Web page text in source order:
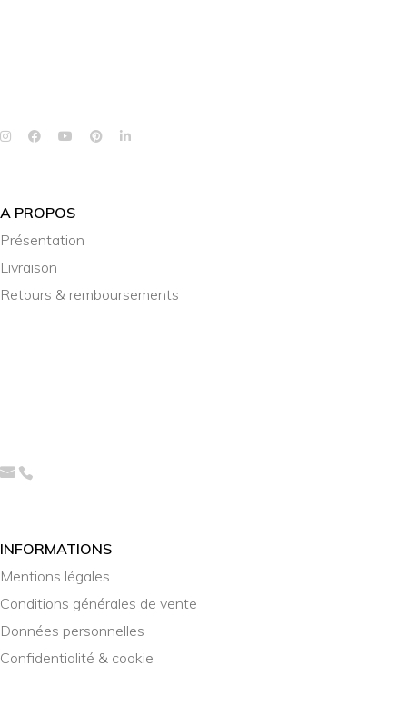
A PROPOS
Présentation
Livraison
Retours & remboursements
INFORMATIONS
Mentions légales
Conditions générales de vente
Données personnelles
Confidentialité & cookie